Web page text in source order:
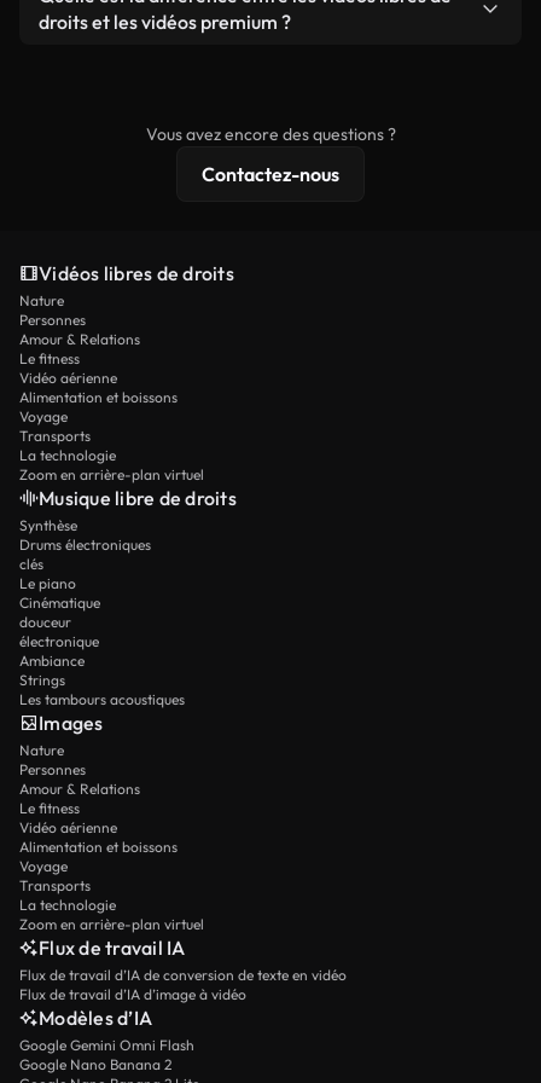
prêtes à l'emploi.
remixer nos vidéos. Assurez-vous simplement que
droits et les vidéos premium ?
résolution 4K et des protections de licence
Vous avez encore des questions ?
Contactez-nous
Vidéos libres de droits
Nature
Personnes
Amour & Relations
Le fitness
Vidéo aérienne
Alimentation et boissons
Voyage
Transports
La technologie
Zoom en arrière-plan virtuel
Musique libre de droits
Synthèse
Drums électroniques
clés
Le piano
Cinématique
douceur
électronique
Ambiance
Strings
Les tambours acoustiques
Images
Nature
Personnes
Amour & Relations
Le fitness
Vidéo aérienne
Alimentation et boissons
Voyage
Transports
La technologie
Zoom en arrière-plan virtuel
Flux de travail IA
Flux de travail d’IA de conversion de texte en vidéo
Flux de travail d’IA d’image à vidéo
Modèles d’IA
Google Gemini Omni Flash
Google Nano Banana 2